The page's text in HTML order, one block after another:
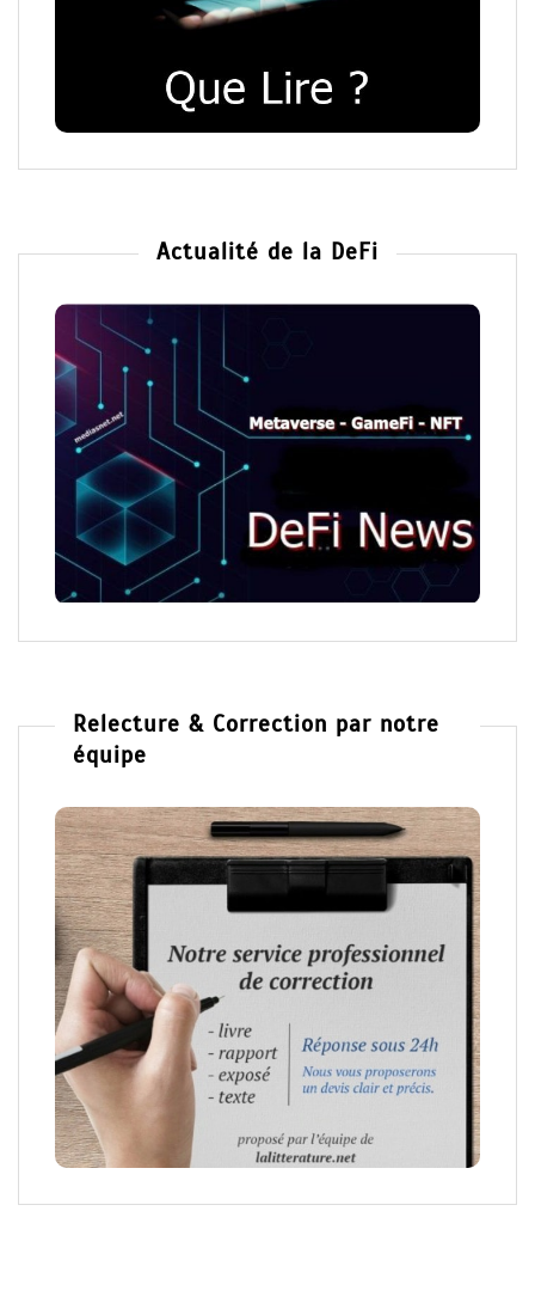
Actualité de la DeFi
Relecture & Correction par notre
équipe